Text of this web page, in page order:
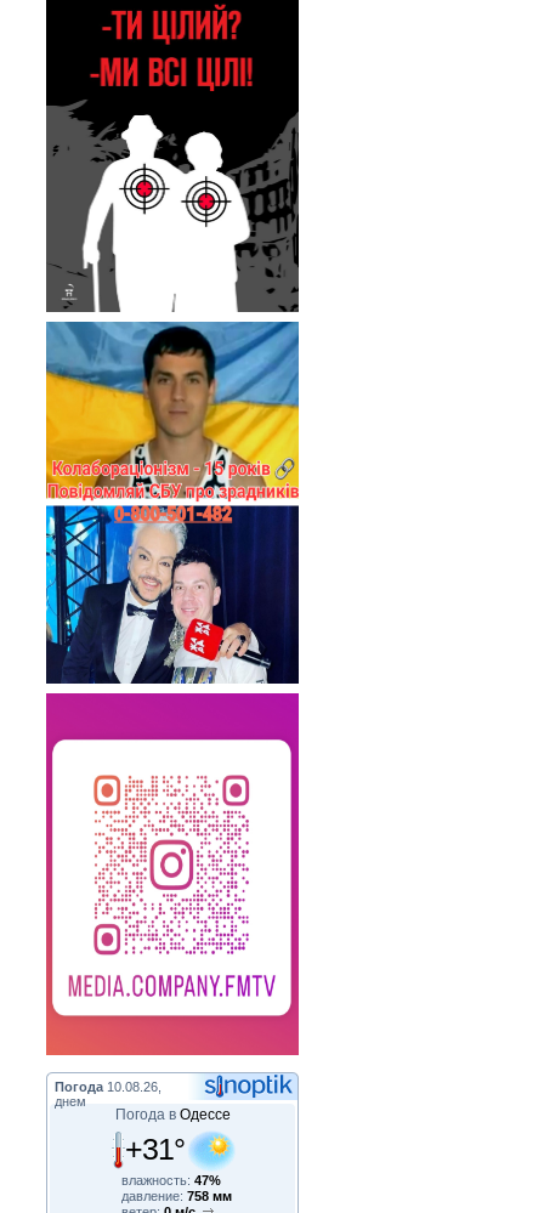
Погода 10.08.26,
днем
Погода в Одессе
+31°
влажность: 47%
давление: 758 мм